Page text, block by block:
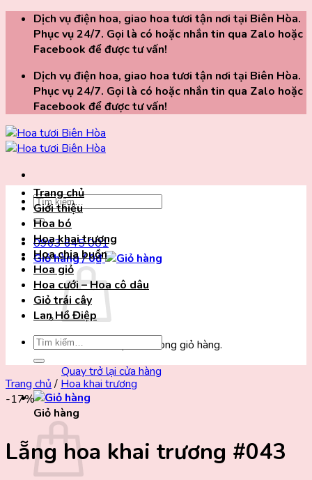
ChuyểnDịch vụ điện hoa, giao hoa tươi tận nơi tại Biên Hòa.
Phục vụ 24/7. Gọi là có hoặc nhắn tin qua Zalo hoặc
Facebook để được tư vấn!
Dịch vụ điện hoa, giao hoa tươi tận nơi tại Biên Hòa.
Phục vụ 24/7. Gọi là có hoặc nhắn tin qua Zalo hoặc
Facebook để được tư vấn!
Tìm
kiếm:
0963 645 001
Giỏ hàng /0₫
Chưa có sản phẩm trong giỏ hàng.
Quay trở lại cửa hàng
Giỏ hàng
Trang chủ
Giới thiệu
Hoa bó
Hoa khai trương
Hoa chia buồn
Hoa giỏ
Hoa cưới – Hoa cô dâu
Giỏ trái cây
Lan Hồ Điệp
Tìm
kiếm:
Trang chủ / Hoa khai trương
-17%
Lẵng hoa khai trương #043